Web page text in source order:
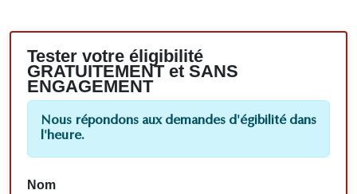
Tester votre éligibilité
GRATUITEMENT et SANS
ENGAGEMENT
Nous répondons aux demandes d'égibilité dans
l'heure.
Nom